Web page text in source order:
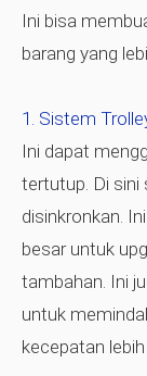
Ini bisa
barang yang
Sistem
Ini dapat
tertutup. Di sini
disinkronkan.
besar untuk
tambahan. Ini
untuk
kecepatan